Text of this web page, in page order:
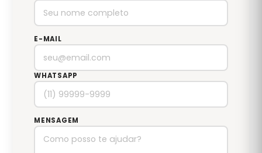
E-MAIL
WHATSAPP
MENSAGEM